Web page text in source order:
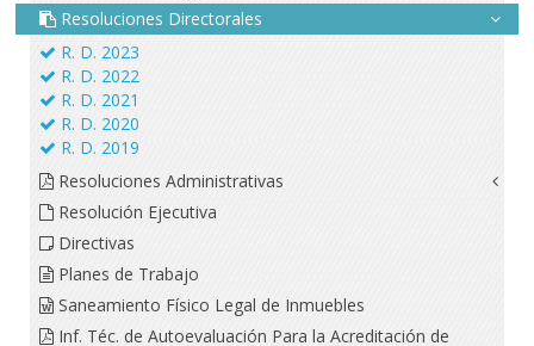
Resoluciones Directorales
R. D. 2023
R. D. 2022
R. D. 2021
R. D. 2020
R. D. 2019
Resoluciones Administrativas
Resolución Ejecutiva
Directivas
Planes de Trabajo
Saneamiento Físico Legal de Inmuebles
Inf. Téc. de Autoevaluación Para la Acreditación de